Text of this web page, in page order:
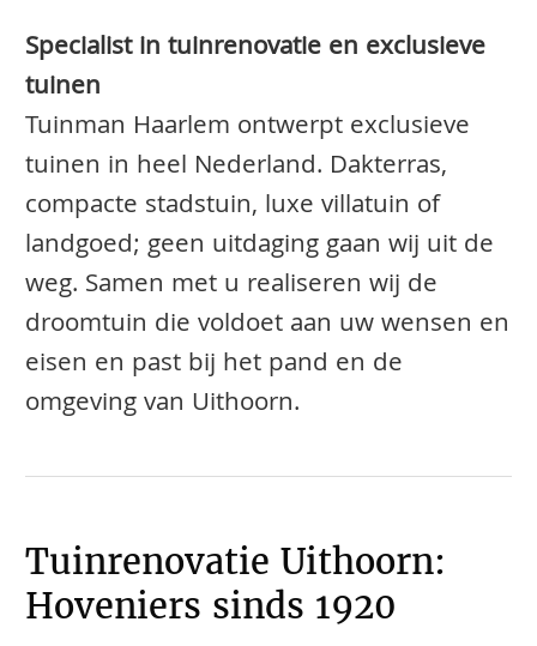
Specialist in tuinrenovatie en exclusieve
tuinen
Tuinman Haarlem ontwerpt exclusieve
tuinen in heel Nederland. Dakterras,
compacte stadstuin, luxe villatuin of
landgoed; geen uitdaging gaan wij uit de
weg. Samen met u realiseren wij de
droomtuin die voldoet aan uw wensen en
eisen en past bij het pand en de
omgeving van Uithoorn.
Tuinrenovatie Uithoorn:
Hoveniers sinds 1920